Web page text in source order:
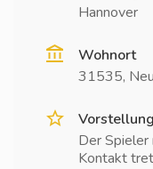
Hannover
Wohnort
31535,
Der Spieler
Kontakt